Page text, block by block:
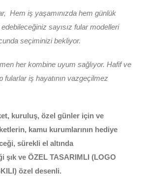
Hem iş yaşamınızda hem günlük
edebileceğiniz sayısız fular modelleri
seçiminizi bekliyor.
her kombine uyum sağlıyor. Hafif ve
fularlar iş hayatının vazgeçilmez
kuruluş, özel günler için ve
kamu kurumlarının hediye
sürekli el altında
şık ve ÖZEL TASARIMLI (LOGO
özel desenli.